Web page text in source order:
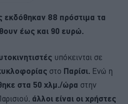
εκδόθηκαν 88 πρόστιμα τα
έως και 90 ευρώ.
υπόκεινται σε
στο Παρίσι. Ενώ η
στα 50 χλμ./ώρα στην
άλλοι είναι οι χρήστες